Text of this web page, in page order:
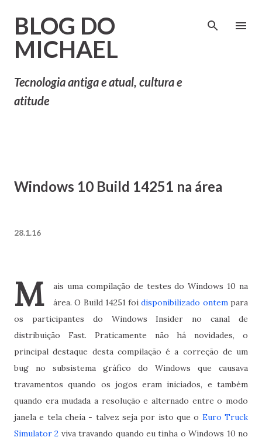
BLOG DO
MICHAEL
Tecnologia antiga e atual, cultura e
atitude
Windows 10 Build 14251 na área
28.1.16
M
ais uma compilação de testes do Windows 10 na
área. O Build 14251 foidisponibilizado ontempara
os participantes do Windows Insider no canal de
distribuição Fast. Praticamente não há novidades, o
principal destaque desta compilação é a correção de um
bug no subsistema gráfico do Windows que causava
travamentos quando os jogos eram iniciados, e também
quando era mudada a resolução e alternado entre o modo
janela e tela cheia - talvez seja por isto que o Euro Truck
Simulator 2 viva travando quando eu tinha o Windows 10 no